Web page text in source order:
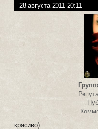
28 августа 2011 20:11
красиво)